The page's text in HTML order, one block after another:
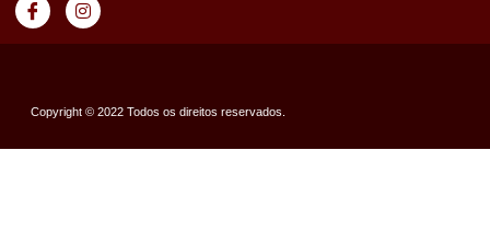
Copyright © 2022 Todos os direitos reservados.